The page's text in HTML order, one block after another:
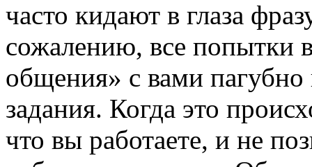
часто кидают в глаза
сожалению, все попытки
общения» с вами
задания. Когда это
что вы работаете, и не